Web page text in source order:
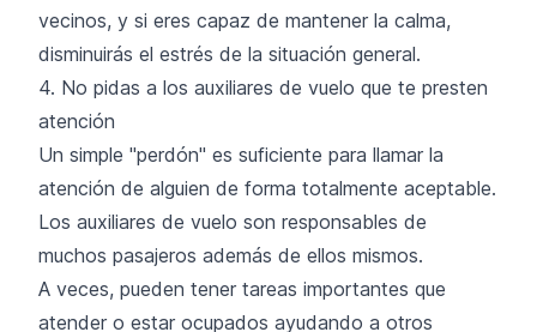
vecinos, y si eres capaz de mantener la calma,
disminuirás el estrés de la situación general.
4. No pidas a los auxiliares de vuelo que te presten
atención
Un simple "perdón" es suficiente para llamar la
atención de alguien de forma totalmente aceptable.
Los auxiliares de vuelo son responsables de
muchos pasajeros además de ellos mismos.
A veces, pueden tener tareas importantes que
atender o estar ocupados ayudando a otros